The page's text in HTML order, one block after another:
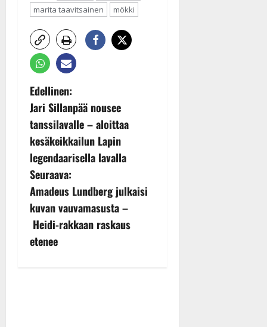
marita taavitsainen
mökki
P
o
s
t
n
a
v
Edellinen:
Jari Sillanpää nousee
tanssilavalle – aloittaa
kesäkeikkailun Lapin
legendaarisella lavalla
Seuraava:
Amadeus Lundberg julkaisi
kuvan vauvamasusta –
Heidi-rakkaan raskaus
etenee